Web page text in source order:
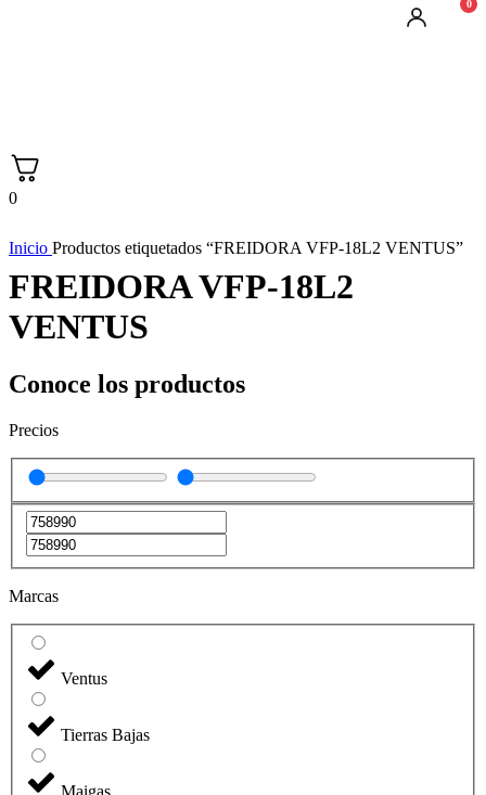
0
0
Inicio Productos etiquetados “FREIDORA VFP-18L2 VENTUS”
FREIDORA VFP-18L2
VENTUS
Conoce los productos
Precios
Marcas
Ventus
Tierras Bajas
Maigas